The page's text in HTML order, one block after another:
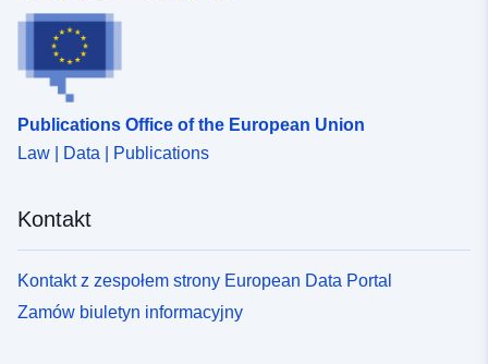
Publications Office of the European Union
Law | Data | Publications
Kontakt
Kontakt z zespołem strony European Data Portal
Zamów biuletyn informacyjny